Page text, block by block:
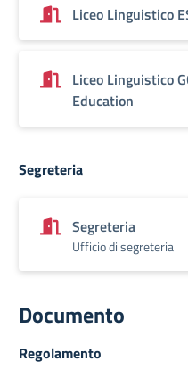
Liceo Linguistico
Liceo Linguistico
Education
Segreteria
Segreteria
Ufficio di segreteria
Documento
Regolamento